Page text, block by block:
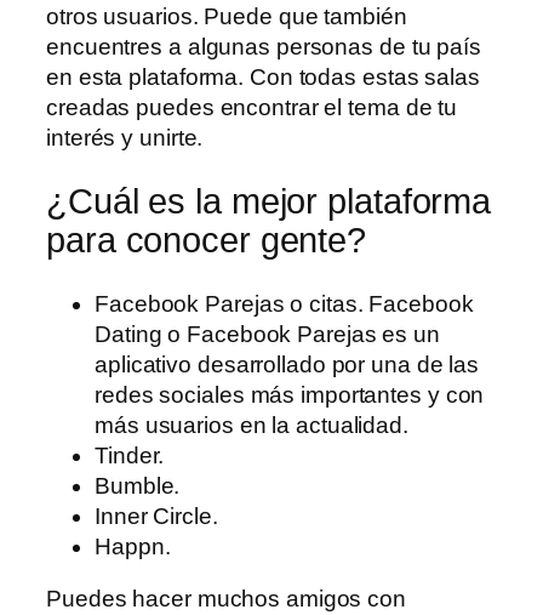
otros usuarios. Puede que también
encuentres a algunas personas de tu país
en esta plataforma. Con todas estas salas
creadas puedes encontrar el tema de tu
interés y unirte.
¿Cuál es la mejor plataforma
para conocer gente?
Facebook Parejas o citas. Facebook
Dating o Facebook Parejas es un
aplicativo desarrollado por una de las
redes sociales más importantes y con
más usuarios en la actualidad.
Tinder.
Bumble.
Inner Circle.
Happn.
Puedes hacer muchos amigos con